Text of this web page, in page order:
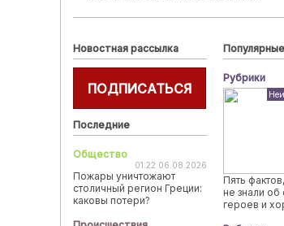
Новостная рассылка
ПОДПИСАТЬСЯ
Последние
Общество
01:22 06.08.2026
Пожары уничтожают
столичный регион Греции:
каковы потери?
Популярные
Рубрики
Пять
не знали об
героев и